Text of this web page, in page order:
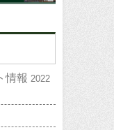
情報 2022